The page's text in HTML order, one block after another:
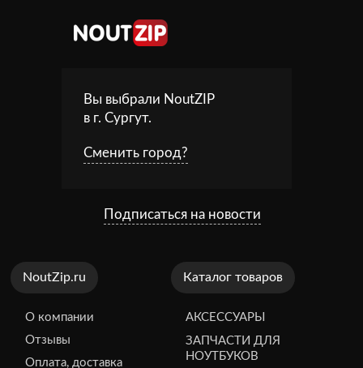
Вы выбрали NoutZIP
в г.Сургут.
Сменить город?
Подписаться на новости
NoutZip.ru
О компании
Отзывы
Оплата, доставка
Каталог товаров
АКСЕССУАРЫ
ЗАПЧАСТИ ДЛЯ
НОУТБУКОВ